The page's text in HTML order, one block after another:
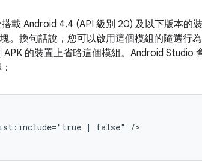
載 Android 4.4 (API 級別 20) 及以下版本的
。換句話說，您可以啟用這個模組的隨選行
的裝置上省略這個模組。Android Studio
| false"
/>